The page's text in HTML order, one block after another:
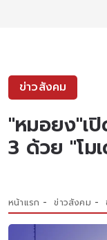
ข่าวสังคม
"หมอยง"เ
3 ด้วย "โม
หน้าแรก ข่าวสังคม